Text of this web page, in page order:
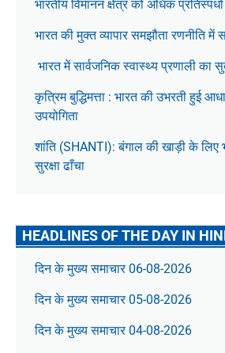
भारतीय विमानन क्षेत्र को अधिक
भारत की मुक्त व्यापार समझौता रणनीति में
भारत में सार्वजनिक स्वास्थ्य प्रणाली का
कृत्रिम बुद्धिमत्ता : भारत की उभरती हुई
उपयोगिता
शांति (SHANTI): बंगाल की खाड़ी के लिए
सुरक्षा ढाँचा
HEADLINES OF THE DAY IN
दिन के मुख्य समाचार 06-08-2026
दिन के मुख्य समाचार 05-08-2026
दिन के मुख्य समाचार 04-08-2026